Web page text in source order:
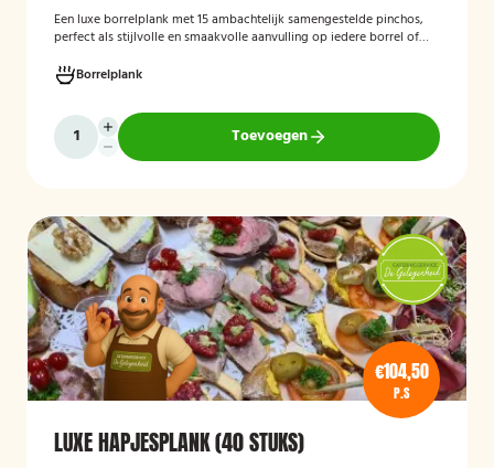
Een luxe borrelplank met 15 ambachtelijk samengestelde pinchos,
perfect als stijlvolle en smaakvolle aanvulling op iedere borrel of
Borrelplank
Toevoegen
€104,50
P.S
LUXE HAPJESPLANK (40 STUKS)